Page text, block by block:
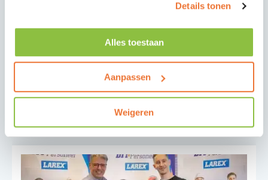
Details tonen
Alles toestaan
Aanpassen
Weigeren
OVERIGE NIEUWSBERICHTEN